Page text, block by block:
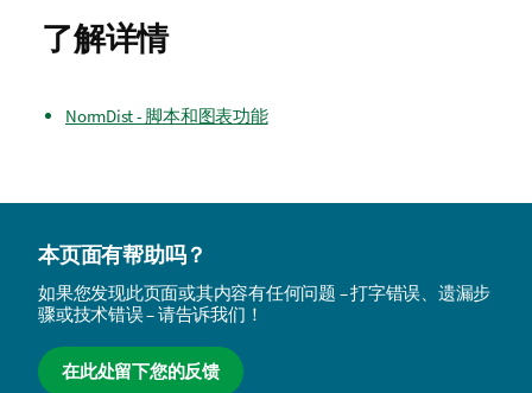
了解详情
NormDist - 脚本和图表功能
本页面有帮助吗？
如果您发现此页面或其内容有任何问题 – 打字错误、遗漏步
骤或技术错误 – 请告诉我们！
在此处留下您的反馈